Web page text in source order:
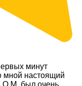
минут
мной настоящий
О.М. был очень